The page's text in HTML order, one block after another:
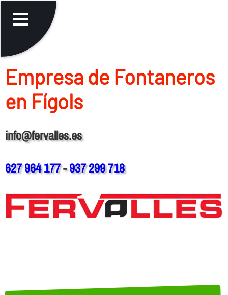
Empresa de Fontaneros
en Fígols
info@fervalles.es
627 964 177-937 299 718